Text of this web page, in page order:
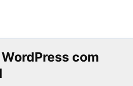
com